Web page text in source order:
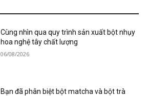
Cùng nhìn qua quy trình sản xuất bột nhụy
hoa nghệ tây chất lượng
06/08/2026
Bạn đã phân biệt bột matcha và bột trà